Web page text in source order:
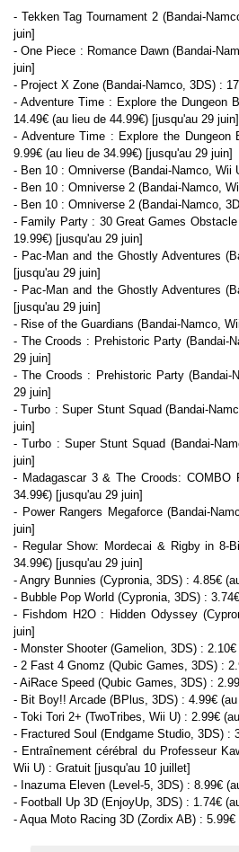
- Tekken Tag Tournament 2 (Bandai-
juin]
- One Piece : Romance Dawn (Bandai-
juin]
- Project X Zone (Bandai-Namco, 3DS) :
- Adventure Time : Explore the Dungeon
14.49€ (au lieu de 44.99€) [jusqu'au 29 juin]
- Adventure Time : Explore the Dungeon
9.99€ (au lieu de 34.99€) [jusqu'au 29 juin]
- Ben 10 : Omniverse (Bandai-Namco, Wii
- Ben 10 : Omniverse 2 (Bandai-Namco,
- Ben 10 : Omniverse 2 (Bandai-Namco,
- Family Party : 30 Great Games
19.99€) [jusqu'au 29 juin]
- Pac-Man and the Ghostly Adventures
[jusqu'au 29 juin]
- Pac-Man and the Ghostly Adventures
[jusqu'au 29 juin]
- Rise of the Guardians (Bandai-Namco,
- The Croods : Prehistoric Party (Bandai-
29 juin]
- The Croods : Prehistoric Party (Bandai-
29 juin]
- Turbo : Super Stunt Squad (Bandai-
juin]
- Turbo : Super Stunt Squad (Bandai-
juin]
- Madagascar 3 & The Croods: COMBO
34.99€) [jusqu'au 29 juin]
- Power Rangers Megaforce (Bandai-
juin]
- Regular Show: Mordecai & Rigby in 8-
34.99€) [jusqu'au 29 juin]
- Angry Bunnies (Cypronia, 3DS) : 4.85€
- Bubble Pop World (Cypronia, 3DS) :
- Fishdom H2O : Hidden Odyssey
juin]
- Monster Shooter (Gamelion, 3DS) :
- 2 Fast 4 Gnomz (Qubic Games, 3DS) :
- AiRace Speed (Qubic Games, 3DS) :
- Bit Boy!! Arcade (BPlus, 3DS) : 4.99€
- Toki Tori 2+ (TwoTribes, Wii U) : 2.99€
- Fractured Soul (Endgame Studio, 3DS) :
- Entraînement cérébral du Professeur
Wii U) : Gratuit [jusqu'au 10 juillet]
- Inazuma Eleven (Level-5, 3DS) : 8.99€
- Football Up 3D (EnjoyUp, 3DS) : 1.74€
- Aqua Moto Racing 3D (Zordix AB) :